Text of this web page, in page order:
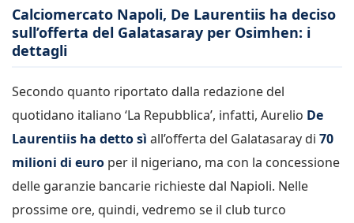
Calciomercato Napoli, De Laurentiis ha deciso
sull’offerta del Galatasaray per Osimhen: i
dettagli
Secondo quanto riportato dalla redazione del
quotidano italiano ‘La Repubblica’, infatti, Aurelio De
Laurentiis ha detto sì all’offerta del Galatasaray di 70
milioni di euro per il nigeriano, ma con la concessione
delle garanzie bancarie richieste dal Napioli. Nelle
prossime ore, quindi, vedremo se il club turco